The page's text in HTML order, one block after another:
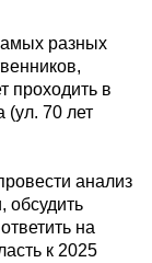
разных
проходить в
(ул. 70 лет
анализ
обсудить
на
к 2025